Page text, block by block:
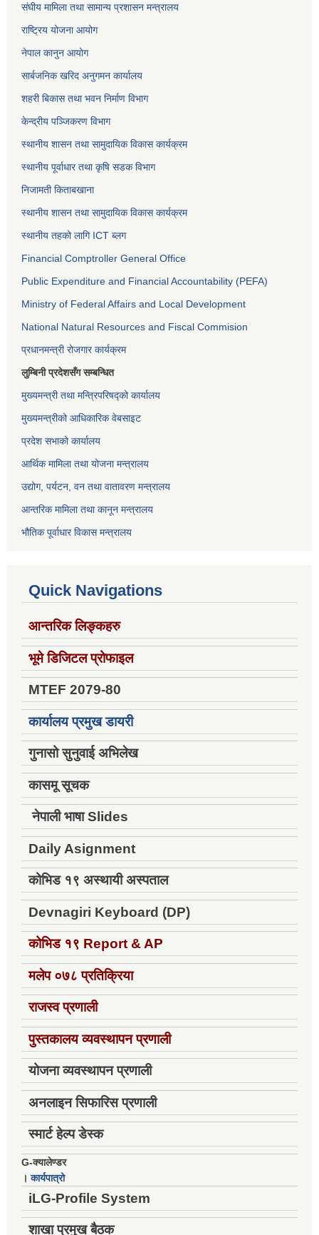
संघीय मामिला तथा सामान्य प्रशासन मन्त्रालय
राष्ट्रिय योजना आयोग
नेपाल कानुन आयोग
सार्बजनिक खरिद अनुगमन कार्यालय
शहरी बिकास तथा भवन निर्माण विभाग
केन्द्रीय पञ्जिकरण विभाग
स्थानीय शासन तथा सामुदायिक विकास कार्यक्रम
स्थानीय पूर्वाधार तथा कृषि सडक विभाग
निजामती किताबखाना
स्थानीय शासन तथा सामुदायिक विकास कार्यक्रम
स्थानीय तहको लागि ICT ब्लग
Financial Comptroller General Office
Public Expenditure and Financial Accountability (PEFA)
Ministry of Federal Affairs and Local Development
National Natural Resources and Fiscal Commision
प्रधानमन्त्री रोजगार कार्यक्रम
लुम्बिनी प्रदेशसँग सम्बन्धित
मुख्यमन्त्री तथा मन्त्रिपरिषद्को कार्यालय
मुख्यमन्त्रीको आधिकारिक वेबसाइट
प्रदेश सभाको कार्यालय
आर्थिक मामिला तथा योजना मन्त्रालय
उद्योग, पर्यटन, वन तथा वातावरण मन्त्रालय
आन्तरिक मामिला तथा कानून मन्त्रालय
भौतिक पूर्वाधार विकास मन्त्रालय
Quick Navigations
आन्तरिक लिङ्कहरु
भूमे डिजिटल प्रोफाइल
MTEF 2079-80
कार्यालय प्रमुख डायरी
गुनासो सुनुवाई अभिलेख
कासमू सूचक
नेपाली भाषा Slides
Daily Asignment
कोभिड १९ अस्थायी अस्पताल
Devnagiri Keyboard (DP)
कोभिड १९ Report & AP
मलेप ०७८ प्रतिक्रिया
राजस्व प्रणाली
पुस्तकालय व्यवस्थापन प्रणाली
योजना व्यवस्थापन प्रणाली
अनलाइन सिफारिस प्रणाली
स्मार्ट हेल्प डेस्क
G-क्यालेण्डर
।कार्यपात्रो
iLG-Profile System
शाखा प्रमुख बैठक